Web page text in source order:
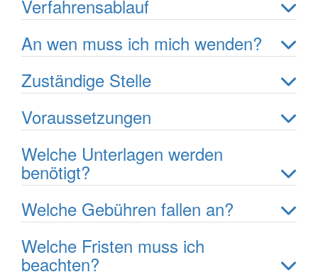
Verfahrensablauf
An wen muss ich mich wenden?
Zuständige Stelle
Voraussetzungen
Welche Unterlagen werden
benötigt?
Welche Gebühren fallen an?
Welche Fristen muss ich
beachten?